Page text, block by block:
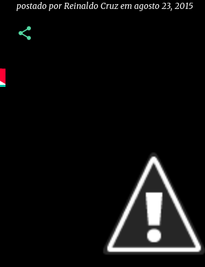
postado por Reinaldo Cruz em agosto 23, 2015